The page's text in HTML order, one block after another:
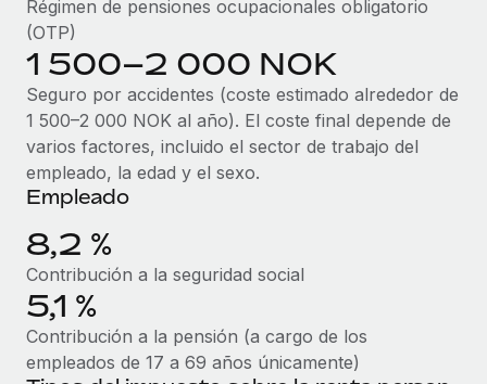
デバイス管理
ITデバイスを世界規模で提供・管理
法人設立
法令順守した法人をスピーディに設立
移住・転勤
従業員の異動をスムーズに
福利厚生
従業員の福利厚生を簡単に管理
グローバル給与処理
EORおよびPEO
契約社員管理
税務
ブログを読む
ブログ
Remoteの製品アップデート：GustoとXeroの統合お
よびContractor Management Plus（契約社員管理
プラス）
Régimen de pensiones ocupacionales obligatorio
(OTP)
1 500–2 000 NOK
Seguro por accidentes (coste estimado alrededor de
1 500–2 000 NOK al año). El coste final depende de
varios factores, incluido el sector de trabajo del
empleado, la edad y el sexo.
Empleado
8,2 %
Contribución a la seguridad social
5,1 %
Contribución a la pensión (a cargo de los
empleados de 17 a 69 años únicamente)